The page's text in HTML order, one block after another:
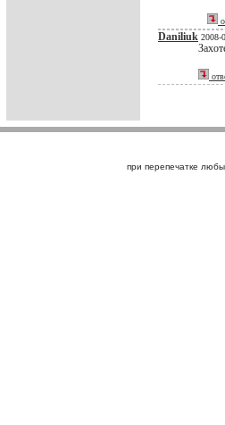
Daniliuk 2008-
при перепечатке